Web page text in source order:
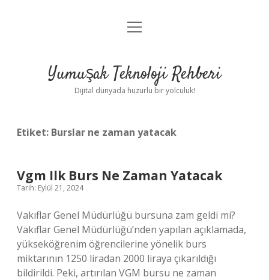
Anasayfa
Yasal Uyarı
menüyü
Yumuşak Teknoloji Rehberi
Dijital dünyada huzurlu bir yolculuk!
Etiket: Burslar ne zaman yatacak
Vgm Ilk Burs Ne Zaman Yatacak
Tarih: Eylül 21, 2024
Vakıflar Genel Müdürlüğü bursuna zam geldi mi?
Vakıflar Genel Müdürlüğü’nden yapılan açıklamada,
yükseköğrenim öğrencilerine yönelik burs
miktarının 1250 liradan 2000 liraya çıkarıldığı
bildirildi. Peki, artırılan VGM bursu ne zaman